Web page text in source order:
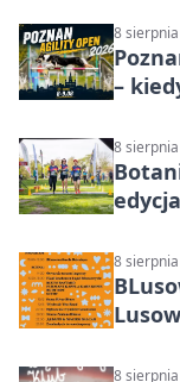
8
–
8
edycja
8
8